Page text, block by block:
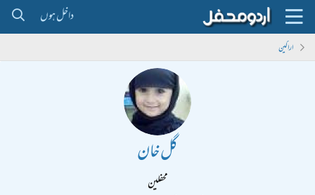
داخل ہوں
اراکین
گل خان
محفلین